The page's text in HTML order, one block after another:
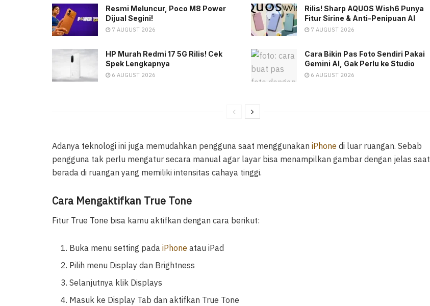
Resmi Meluncur, Poco M8 Power
Dijual Segini!
7 AUGUST 2026
Rilis! Sharp AQUOS Wish6 Punya
Fitur Sirine & Anti-Penipuan AI
7 AUGUST 2026
HP Murah Redmi 17 5G Rilis! Cek
Spek Lengkapnya
6 AUGUST 2026
Cara Bikin Pas Foto Sendiri Pakai
Gemini AI, Gak Perlu ke Studio
6 AUGUST 2026
Adanya teknologi ini juga memudahkan pengguna saat menggunakan iPhone di luar ruangan. Sebab
pengguna tak perlu mengatur secara manual agar layar bisa menampilkan gambar dengan jelas saat
berada di ruangan yang memiliki intensitas cahaya tinggi.
Cara Mengaktifkan True Tone
Fitur True Tone bisa kamu aktifkan dengan cara berikut:
Buka menu setting padaiPhone atau iPad
Pilih menu Display dan Brightness
Selanjutnya klik Displays
Masuk ke Display Tab dan aktifkan True Tone